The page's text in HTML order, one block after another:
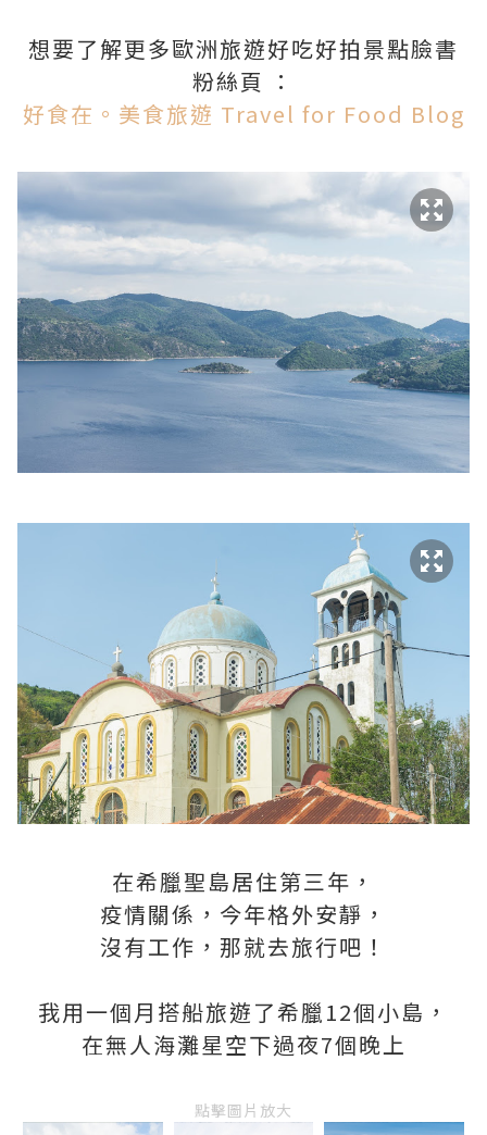
想要了解更多歐洲旅遊好吃好拍景點臉書
粉絲頁 ：
好食在。美食旅遊 Travel for Food Blog
在希臘聖島居住第三年，
疫情關係，今年格外安靜，
沒有工作，那就去旅行吧！
我用一個月搭船旅遊了希臘12個小島，
在無人海灘星空下過夜7個晚上
點擊圖片放大